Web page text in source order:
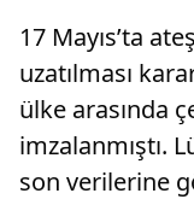
17 Mayıs’ta
uzatılması
ülke arasında
imzalanmıştı.
son verilerine